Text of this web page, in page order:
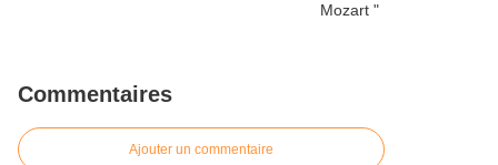
Commentaires
Ajouter un commentaire